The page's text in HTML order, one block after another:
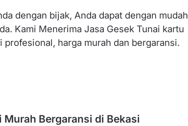
dengan bijak, Anda dapat dengan mudah
Kami Menerima Jasa Gesek Tunai kartu
harga murah dan bergaransi.
Murah Bergaransi di Bekasi